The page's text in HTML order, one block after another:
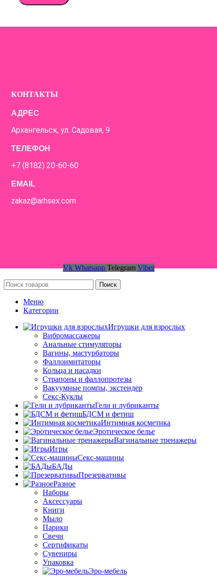
КОНТАКТЫ
АДРЕС
Архангельск, ул. Садовая, 9
ТЕЛЕФОН
+7 (8182) 20-60-60
EMAIL
zakaz@arhsex.com
Vk Whatsapp Telegram Viber
Поиск
Меню
Категории
Игрушки для взрослых
Вибромассажеры
Анальные стимуляторы
Вагины, мастурбаторы
Фаллоимитаторы
Кольца и насадки
Страпоны и фаллопротезы
Вакуумные помпы, экстендер
Секс-Куклы
Гели и лубриканты
БДСМ и фетиш
Интимная косметика
Эротическое белье
Вагинальные тренажеры
Игры
Секс-машины
БАДы
Презервативы
Разное
Наборы
Аксессуары
Книги
Мыло
Парики
Свечи
Сертификаты
Сувениры
Упаковка
Эро-мебель